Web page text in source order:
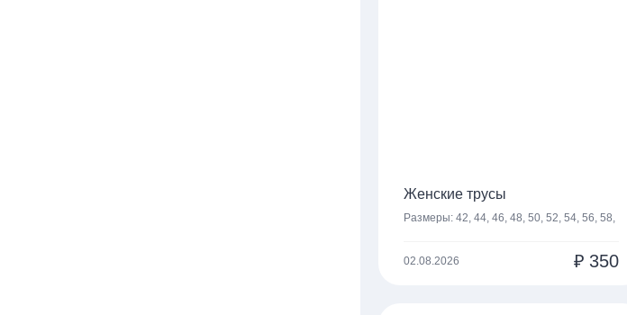
Женские трусы
Размеры: 42, 44, 46, 48, 50, 52, 54, 56, 58,
02.08.2026
₽ 350